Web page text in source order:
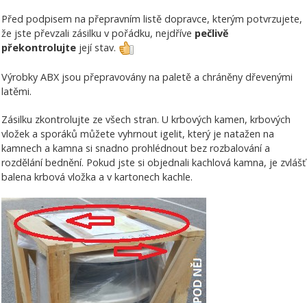
Před podpisem na přepravním listě dopravce, kterým potvrzujete,
že jste převzali zásilku v pořádku, nejdříve pečlivě
překontrolujte její stav.
Výrobky ABX jsou přepravovány na paletě a chráněny dřevenými
latěmi.
Zásilku zkontrolujte ze všech stran. U krbových kamen, krbových
vložek a sporáků můžete vyhrnout igelit, který je natažen na
kamnech a kamna si snadno prohlédnout bez rozbalování a
rozdělání bednění. Pokud jste si objednali kachlová kamna, je zvlášť
balena krbová vložka a v kartonech kachle.